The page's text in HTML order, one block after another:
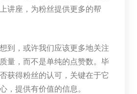
讲座，为粉丝提供更多的帮
到，或许我们应该更多地关注
量，而不是单纯的点赞数。毕
获得粉丝的认可，关键在于它
，提供有价值的信息。